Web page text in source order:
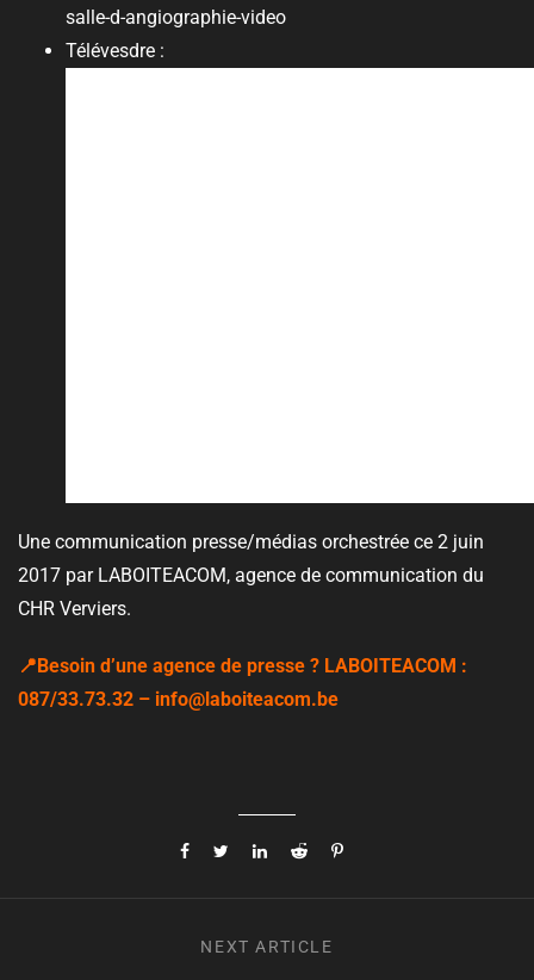
salle-d-angiographie-video
Télévesdre :
Une communication presse/médias orchestrée ce 2 juin
2017 par LABOITEACOM, agence de communication du
CHR Verviers.
📍Besoin d’une agence de presse ? LABOITEACOM :
087/33.73.32 – info@laboiteacom.be
NEXT ARTICLE